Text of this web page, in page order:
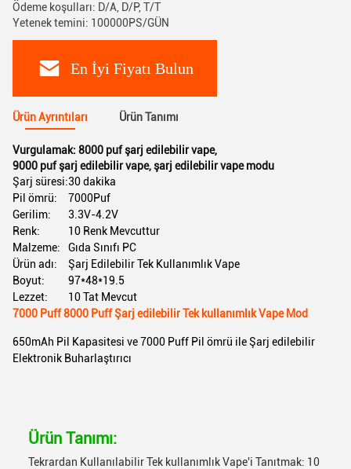
Ödeme koşulları: D/A, D/P, T/T
Yetenek temini: 100000PS/GÜN
En İyi Fiyatı Bulun
Ürün Ayrıntıları Ürün Tanımı
Vurgulamak: 8000 puf şarj edilebilir vape,
9000 puf şarj edilebilir vape,şarj edilebilir vape modu
Şarj süresi:30 dakika
Pil ömrü:
7000Puf
Gerilim:
3.3V-4.2V
Renk:
10 Renk Mevcuttur
Malzeme:
Gıda Sınıfı PC
Ürün adı:
Şarj Edilebilir Tek Kullanımlık Vape
Boyut:
97*48*19.5
Lezzet:
10 Tat Mevcut
7000 Puff 8000 Puff Şarj edilebilir Tek kullanımlık Vape Mod
650mAh Pil Kapasitesi ve 7000 Puff Pil ömrü ile Şarj edilebilir
Elektronik Buharlaştırıcı
Ürün Tanımı:
Tekrardan Kullanılabilir Tek kullanımlık Vape'i Tanıtmak: 10